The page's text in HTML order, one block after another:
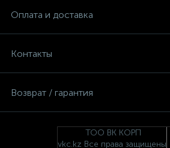
Оплата и доставка
Контакты
Возврат / гарантия
ТОО ВК КОРП
vkc.kz Все права защищены